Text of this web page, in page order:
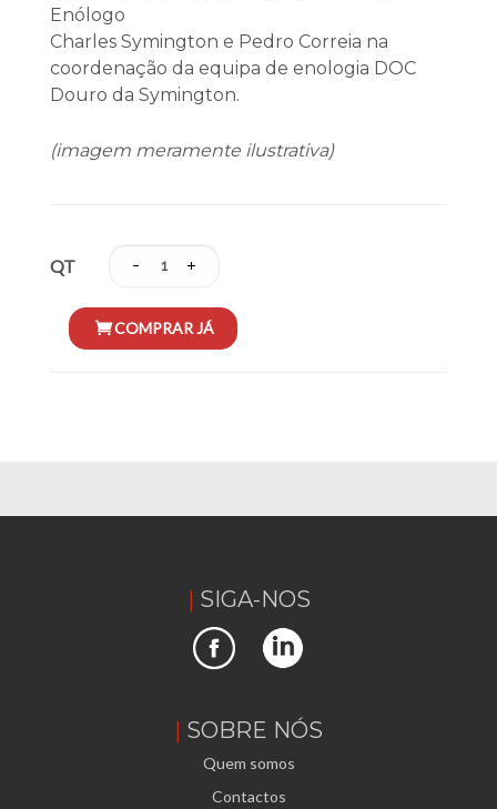
Enólogo
Charles Symington e Pedro Correia na
coordenação da equipa de enologia DOC
Douro da Symington.
(imagem meramente ilustrativa)
QT
SIGA-NOS
SOBRE NÓS
Quem somos
Contactos